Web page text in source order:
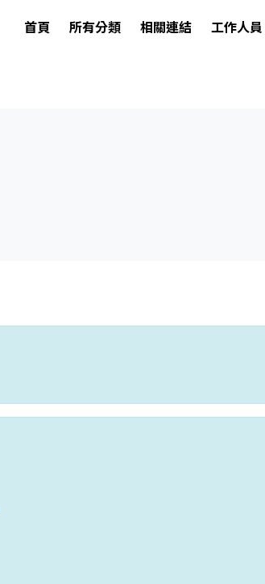
首頁 所有分類 相關連結 工作人員